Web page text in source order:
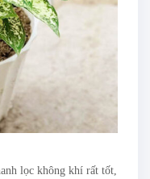
lọc không khí rất tốt,